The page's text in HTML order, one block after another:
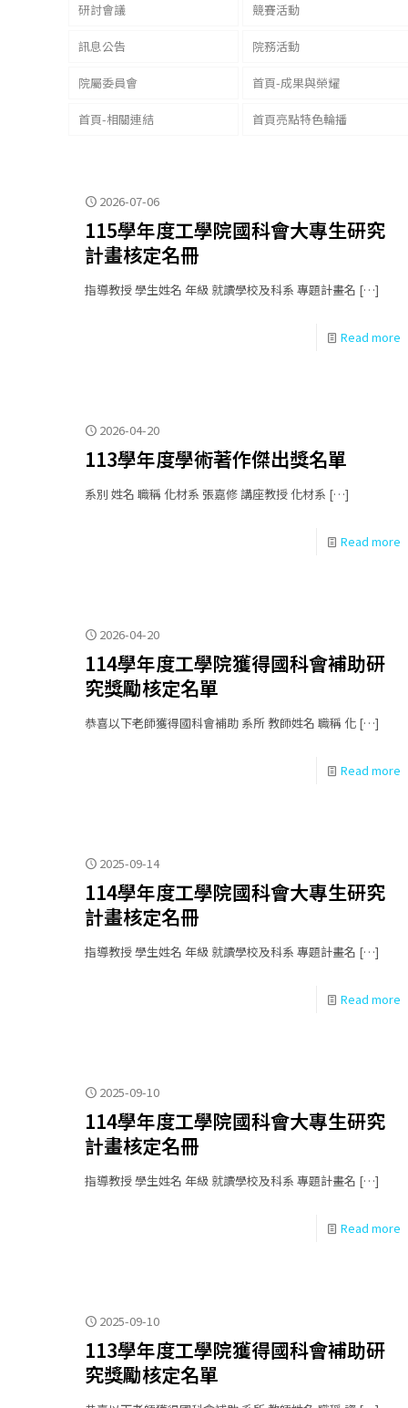
研討會議 競賽活動
訊息公告 院務活動
院屬委員會 首頁-成果與榮耀
首頁-相關連結 首頁亮點特色輪播
2026-07-06
115學年度工學院國科會大專生研究
計畫核定名冊
指導教授 學生姓名 年級 就讀學校及科系 專題計畫名 […]
Read more
2026-04-20
113學年度學術著作傑出獎名單
系別 姓名 職稱 化材系 張嘉修 講座教授 化材系 […]
Read more
2026-04-20
114學年度工學院獲得國科會補助研
究獎勵核定名單
恭喜以下老師獲得國科會補助 系所 教師姓名 職稱 化 […]
Read more
2025-09-14
114學年度工學院國科會大專生研究
計畫核定名冊
指導教授 學生姓名 年級 就讀學校及科系 專題計畫名 […]
Read more
2025-09-10
114學年度工學院國科會大專生研究
計畫核定名冊
指導教授 學生姓名 年級 就讀學校及科系 專題計畫名 […]
Read more
2025-09-10
113學年度工學院獲得國科會補助研
究獎勵核定名單